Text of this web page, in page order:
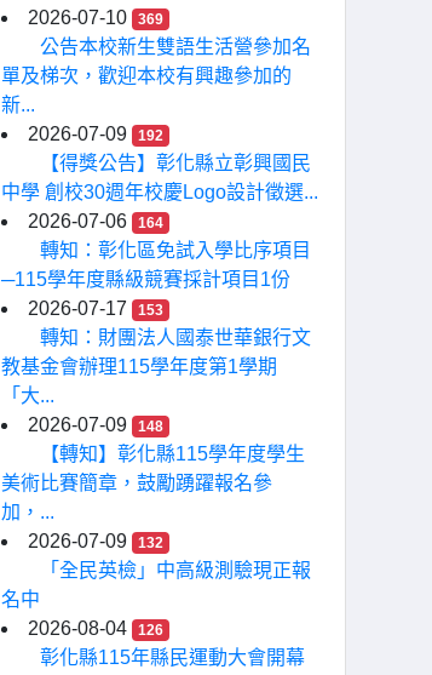
2026-07-10
369
公告本校新生雙語生活營參加名
單及梯次，歡迎本校有興趣參加的
新...
2026-07-09
192
【得獎公告】彰化縣立彰興國民
中學 創校30週年校慶Logo設計徵選...
2026-07-06
164
轉知：彰化區免試入學比序項目
─115學年度縣級競賽採計項目1份
2026-07-17
153
轉知：財團法人國泰世華銀行文
教基金會辦理115學年度第1學期
「大...
2026-07-09
148
【轉知】彰化縣115學年度學生
美術比賽簡章，鼓勵踴躍報名參
加，...
2026-07-09
132
「全民英檢」中高級測驗現正報
名中
2026-08-04
126
彰化縣115年縣民運動大會開幕